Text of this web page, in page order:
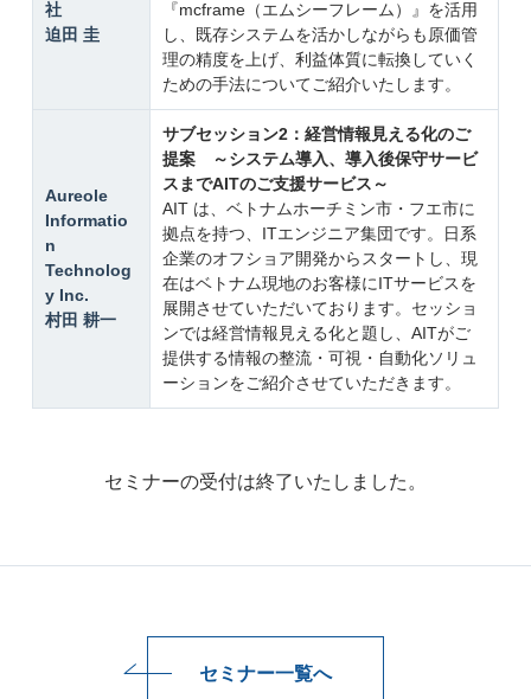
社
迫田 圭
『mcframe（エムシーフレーム）』を活用
し、既存システムを活かしながらも原価管
理の精度を上げ、利益体質に転換していく
ための手法についてご紹介いたします。
Aureole
Informatio
n
Technolog
y Inc.
村田 耕一
サブセッション2：経営情報見える化のご
提案 ～システム導入、導入後保守サービ
スまでAITのご支援サービス～
AIT は、ベトナムホーチミン市・フエ市に
拠点を持つ、ITエンジニア集団です。日系
企業のオフショア開発からスタートし、現
在はベトナム現地のお客様にITサービスを
展開させていただいております。セッショ
ンでは経営情報見える化と題し、AITがご
提供する情報の整流・可視・自動化ソリュ
ーションをご紹介させていただきます。
セミナーの受付は終了いたしました。
セミナー一覧へ